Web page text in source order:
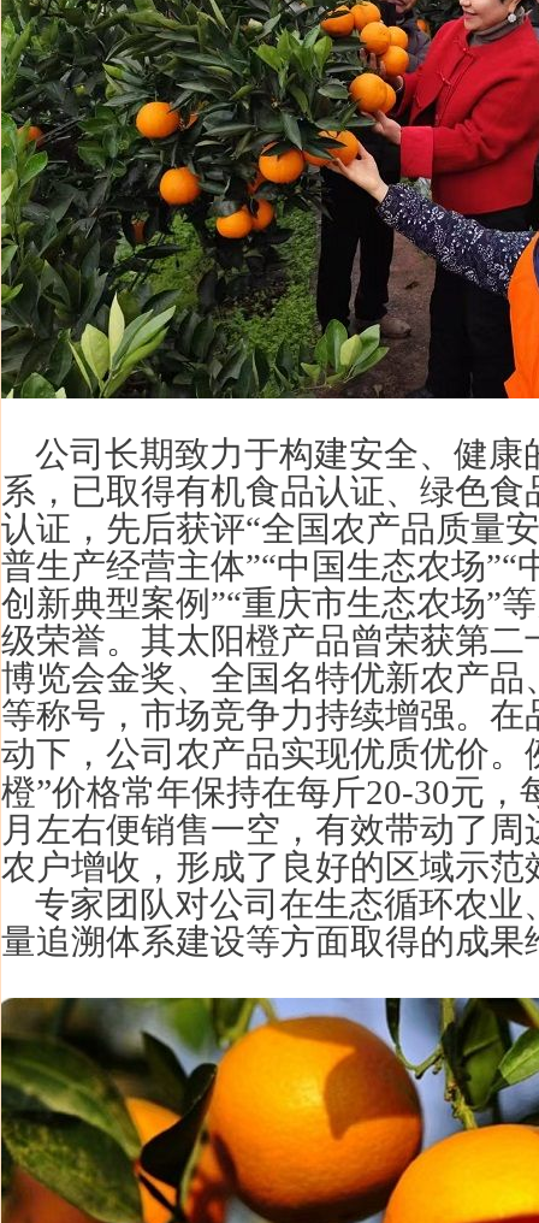
公司长期致力于构建安全、健康
系，已取得有机食品认证、绿色食
认证，先后获评“全国农产品质量
普生产经营主体”“中国生态农场”“
创新典型案例”“重庆市生态农场”
级荣誉。其太阳橙产品曾荣获第二
博览会金奖、全国名特优新农产品
等称号，市场竞争力持续增强。在
动下，公司农产品实现优质优价。
橙”价格常年保持在每斤20-30元，
月左右便销售一空，有效带动了
农户增收，形成了良好的区域示范
专家团队对公司在生态循环农业
量追溯体系建设等方面取得的成果